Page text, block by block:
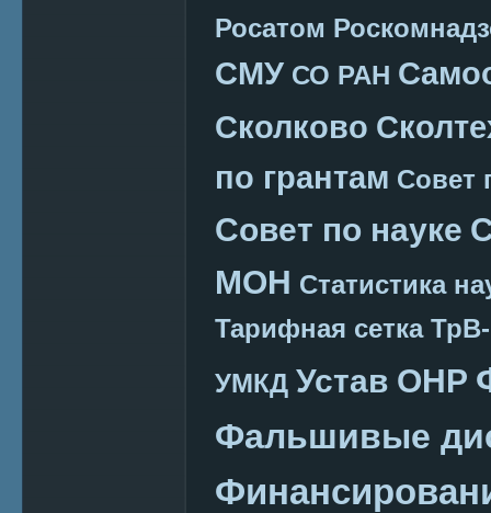
Росатом
СМУ СО РАН
Сколково
по грантам Совет
Совет по науке
МОН Статистика
Тарифная сетка
УМКД Устав ОНР
Фальшивые